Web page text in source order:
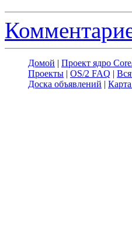
Домой | Проект ядро
Проекты | OS/2 FAQ |
Доска объявлений |